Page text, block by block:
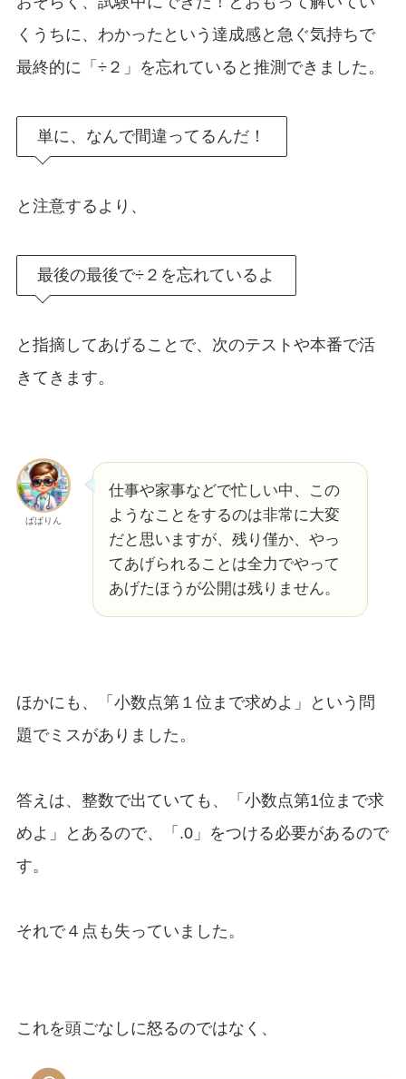
くうちに、わかったという達成感と急ぐ気持ちで
最終的に「÷２」を忘れていると推測できました。
単に、なんで間違ってるんだ！
と注意するより、
最後の最後で÷２を忘れているよ
と指摘してあげることで、次のテストや本番で活
きてきます。
ぱぱりん
仕事や家事などで忙しい中、この
ようなことをするのは非常に大変
だと思いますが、残り僅か、やっ
てあげられることは全力でやって
あげたほうが公開は残りません。
ほかにも、「小数点第１位まで求めよ」という問
題でミスがありました。
答えは、整数で出ていても、「小数点第1位まで求
めよ」とあるので、「.0」をつける必要があるので
す。
それで４点も失っていました。
これを頭ごなしに怒るのではなく、